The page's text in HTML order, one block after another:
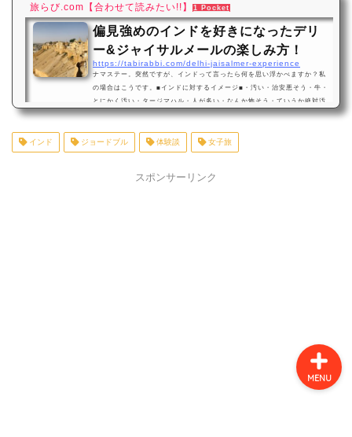
ら、大変な目に合うインドの観光地…！カジュラホに行こう！日本ではそ
れほどメジャーではありませんが、インドが好きな方なら一度見て欲しい
遺跡のあるカジュラホは、インドの中心…
旅らび.com 【合わせて読みたい!!】 1 Pocket
偏見強めのインドを好きになったデリ
ー&ジャイサルメールの楽しみ方！
https://tabirabbi.com/delhi-jaisalmer-experience
ナマステー。突然ですが、インドって言ったら何を思い浮かべますか？私
の場合はこうです。■インドに対するイメージ■・汚い・治安悪そう・牛・
とにかく汚い・タージマハル・人が多い・なんか怖そう・ていうか絶対汚
いインドの方々にはとても申し訳ないのですが、本気でこういうマイナス
く気がしない国。という位置付けでした。ところが人生は何が起こるか分
からないもんで。笑いろんな縁がありまして、先日インドへ行って参りま
インド ジョードブル 体験談 女子旅
スポンサーリンク
MENU
旅行の体験談
旅行コラム